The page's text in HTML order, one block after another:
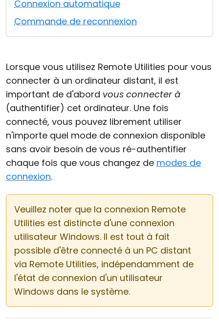
Connexion automatique
Commande de reconnexion
Lorsque vous utilisez Remote Utilities pour vous
connecter à un ordinateur distant, il est
important de d'abord vous connecter à
(authentifier) cet ordinateur. Une fois
connecté, vous pouvez librement utiliser
n'importe quel mode de connexion disponible
sans avoir besoin de vous ré-authentifier
chaque fois que vous changez de modes de
connexion.
Veuillez noter que la connexion Remote
Utilities est distincte d'une connexion
utilisateur Windows. Il est tout à fait
possible d'être connecté à un PC distant
via Remote Utilities, indépendamment de
l'état de connexion d'un utilisateur
Windows dans le système.